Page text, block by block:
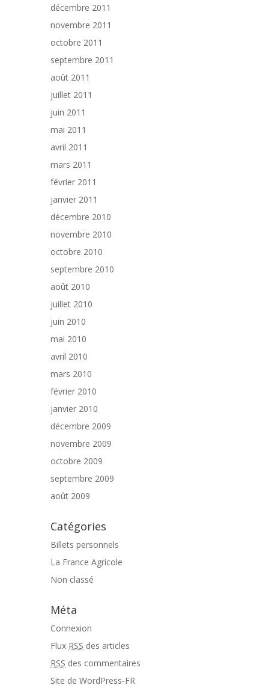
décembre 2011
novembre 2011
octobre 2011
septembre 2011
août 2011
juillet 2011
juin 2011
mai 2011
avril 2011
mars 2011
février 2011
janvier 2011
décembre 2010
novembre 2010
octobre 2010
septembre 2010
août 2010
juillet 2010
juin 2010
mai 2010
avril 2010
mars 2010
février 2010
janvier 2010
décembre 2009
novembre 2009
octobre 2009
septembre 2009
août 2009
Catégories
Billets personnels
La France Agricole
Non classé
Méta
Connexion
Flux RSS des articles
RSS des commentaires
Site de WordPress-FR